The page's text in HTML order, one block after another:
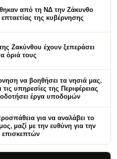
από τη ΝΔ την Ζάκυνθο
της κυβέρνησης
Ζακύνθου έχουν ξεπεράσει
όριά τους
να βοηθήσει τα νησιά μας,
υπηρεσίες της Περιφέρειας
έργα υποδομών
για να αναλάβει το
μαζί με την ευθύνη για την